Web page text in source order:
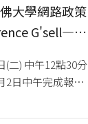
大學網路政策
G'sell—
(二) 中午12點30分
2日中午完成報